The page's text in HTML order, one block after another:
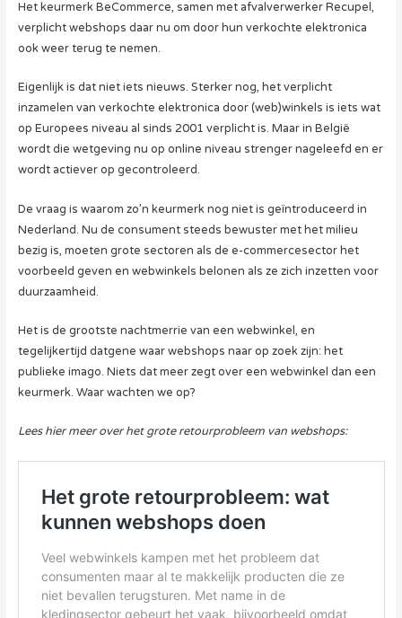
Het keurmerk BeCommerce, samen met afvalverwerker Recupel,
verplicht webshops daar nu om door hun verkochte elektronica
ook weer terug te nemen.
Eigenlijk is dat niet iets nieuws. Sterker nog, het verplicht
inzamelen van verkochte elektronica door (web)winkels is iets wat
op Europees niveau al sinds 2001 verplicht is. Maar in België
wordt die wetgeving nu op online niveau strenger nageleefd en er
wordt actiever op gecontroleerd.
De vraag is waarom zo’n keurmerk nog niet is geïntroduceerd in
Nederland. Nu de consument steeds bewuster met het milieu
bezig is, moeten grote sectoren als de e-commercesector het
voorbeeld geven en webwinkels belonen als ze zich inzetten voor
duurzaamheid.
Het is de grootste nachtmerrie van een webwinkel, en
tegelijkertijd datgene waar webshops naar op zoek zijn: het
publieke imago. Niets dat meer zegt over een webwinkel dan een
keurmerk. Waar wachten we op?
Lees hier meer over het grote retourprobleem van webshops: